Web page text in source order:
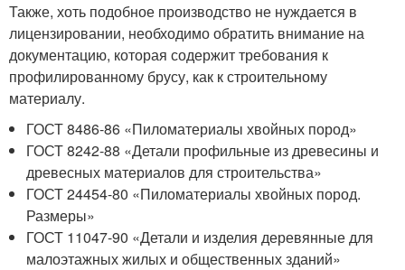
Также, хоть подобное производство не нуждается в
лицензировании, необходимо обратить внимание на
документацию, которая содержит требования к
профилированному брусу, как к строительному
материалу.
ГОСТ 8486-86 «Пиломатериалы хвойных пород»
ГОСТ 8242-88 «Детали профильные из древесины и
древесных материалов для строительства»
ГОСТ 24454-80 «Пиломатериалы хвойных пород.
Размеры»
ГОСТ 11047-90 «Детали и изделия деревянные для
малоэтажных жилых и общественных зданий»